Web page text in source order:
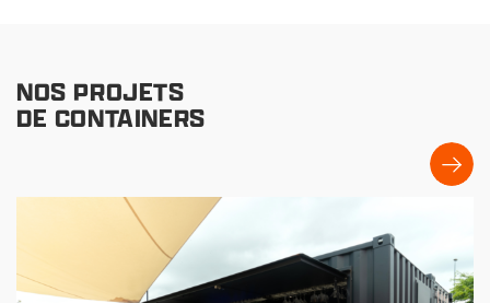
NOS PROJETS
DE CONTAINERS